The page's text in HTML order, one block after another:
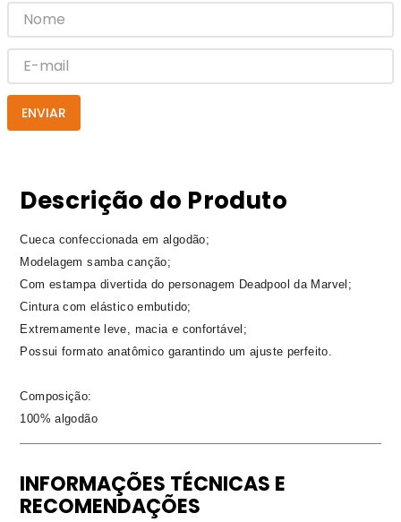
ENVIAR
Descrição do Produto
Cueca confeccionada em algodão;
Modelagem samba canção;
Com estampa divertida do personagem Deadpool da Marvel;
Cintura com elástico embutido;
Extremamente leve, macia e confortável;
Possui formato anatômico garantindo um ajuste perfeito.
Composição:
100% algodão
INFORMAÇÕES TÉCNICAS E
RECOMENDAÇÕES